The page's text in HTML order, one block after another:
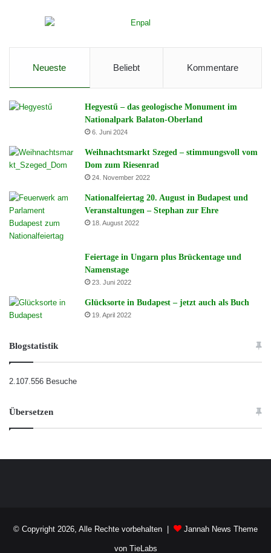
Neueste Beliebt Kommentare
Hegyestű – das geologische Monument im
Nationalpark Balaton-Oberland
6. Juni 2024
Weihnachtsmarkt Szeged – stimmungsvoll vom
Dom zum Riesenrad
24. November 2022
Nationalfeiertag 20. August in Budapest und
Veranstaltungen – Stephan zur Ehre
18. August 2022
Feiertage in Ungarn plus Brückentage und
Namenstage
23. Juni 2022
Glücksorte in Budapest – jetzt auch als Buch
19. April 2022
Blogstatistik
2.107.556 Besuche
Übersetzen
© Copyright 2026, Alle Rechte vorbehalten | Jannah News Theme
von TieLabs